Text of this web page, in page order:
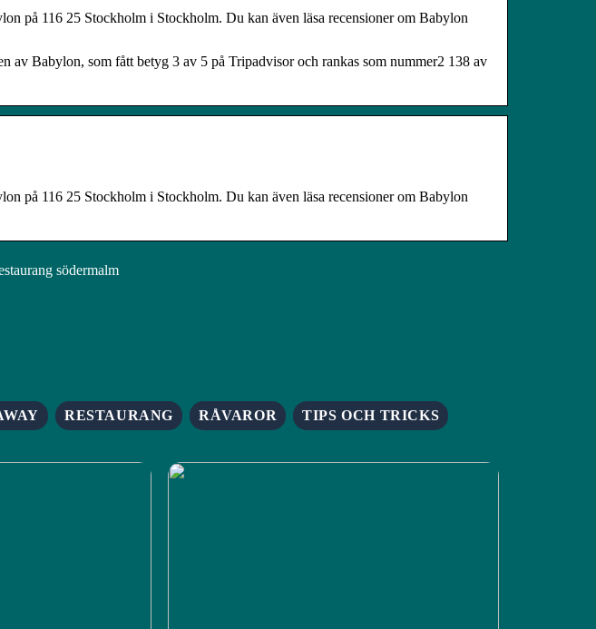
på 116 25 Stockholm i Stockholm. Du kan även läsa recensioner om Babylon
av Babylon, som fått betyg 3 av 5 på Tripadvisor och rankas som nummer2 138 av
på 116 25 Stockholm i Stockholm. Du kan även läsa recensioner om Babylon
södermalm
RESTAURANG RÅVAROR TIPS OCH TRICKS